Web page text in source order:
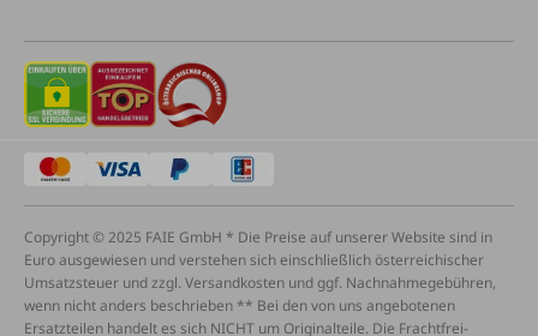
Copyright © 2025 FAIE GmbH * Die Preise auf unserer Website sind in
Euro ausgewiesen und verstehen sich einschließlich österreichischer
Umsatzsteuer und zzgl. Versandkosten und ggf. Nachnahmegebühren,
wenn nicht anders beschrieben ** Bei den von uns angebotenen
Ersatzteilen handelt es sich NICHT um Originalteile. Die Frachtfrei-